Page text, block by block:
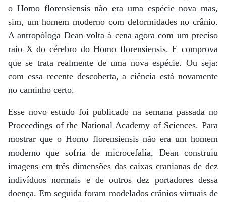
o Homo florensiensis não era uma espécie nova mas,
sim, um homem moderno com deformidades no crânio.
A antropóloga Dean volta à cena agora com um preciso
raio X do cérebro do Homo florensiensis. E comprova
que se trata realmente de uma nova espécie. Ou seja:
com essa recente descoberta, a ciência está novamente
no caminho certo.
Esse novo estudo foi publicado na semana passada no
Proceedings of the National Academy of Sciences. Para
mostrar que o Homo florensiensis não era um homem
moderno que sofria de microcefalia, Dean construiu
imagens em três dimensões das caixas cranianas de dez
indivíduos normais e de outros dez portadores dessa
doença. Em seguida foram modelados crânios virtuais de